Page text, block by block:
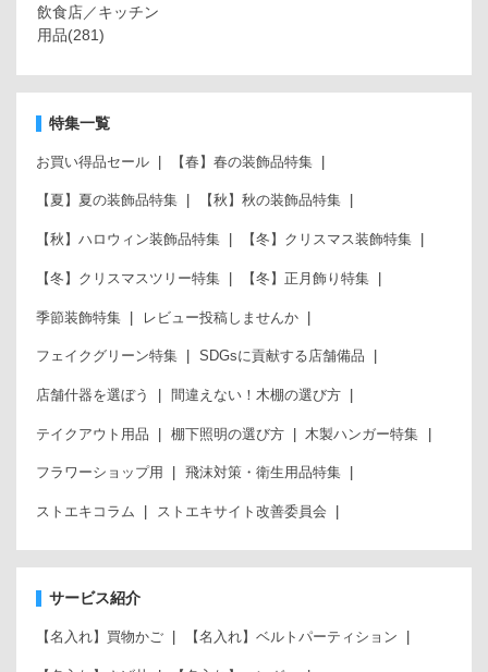
飲食店／キッチン
用品(281)
特集一覧
お買い得品セール 【春】春の装飾品特集
【夏】夏の装飾品特集 【秋】秋の装飾品特集
【秋】ハロウィン装飾品特集 【冬】クリスマス装飾特集
【冬】クリスマスツリー特集 【冬】正月飾り特集
季節装飾特集 レビュー投稿しませんか
フェイクグリーン特集 SDGsに貢献する店舗備品
店舗什器を選ぼう 間違えない！木棚の選び方
テイクアウト用品 棚下照明の選び方 木製ハンガー特集
フラワーショップ用 飛沫対策・衛生用品特集
ストエキコラム ストエキサイト改善委員会
サービス紹介
【名入れ】買物かご 【名入れ】ベルトパーティション